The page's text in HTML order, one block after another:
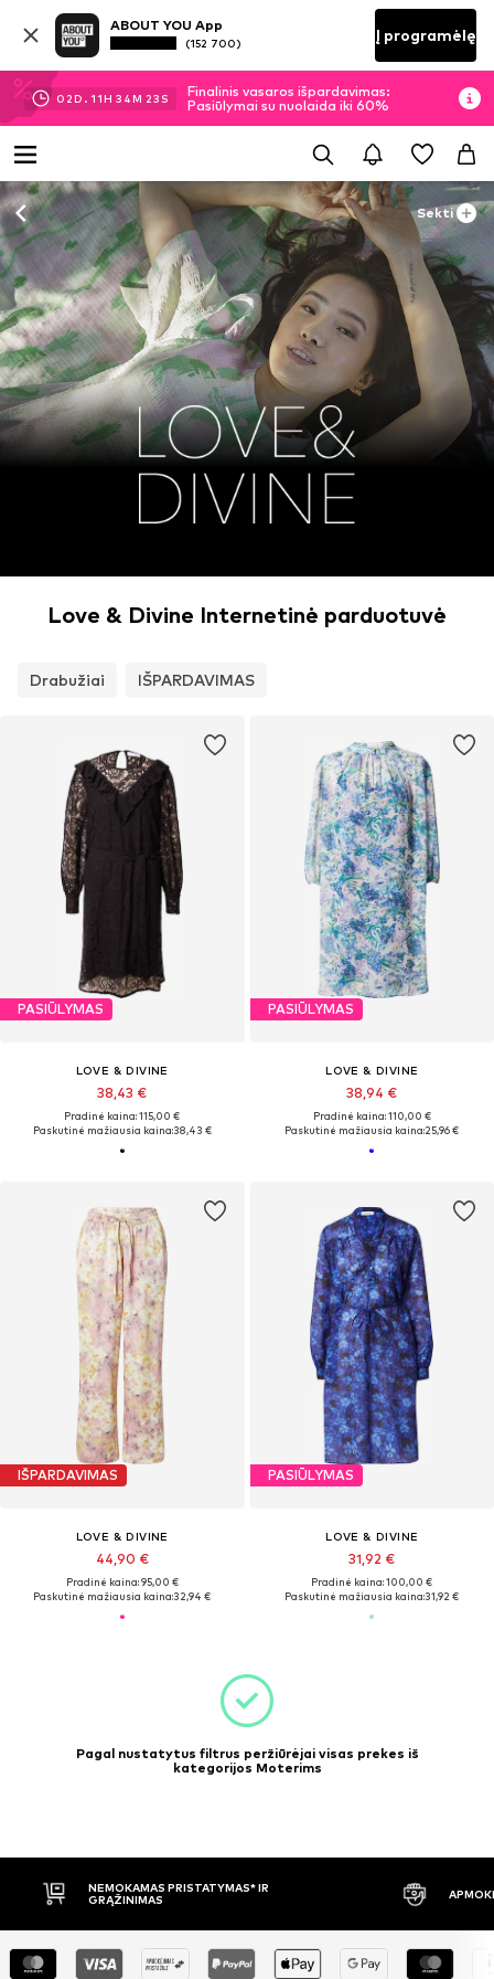
ABOUT YOU App
(152 700) Į programėlę
02D. 11H 34M 23 S
Finalinis vasaros išpardavimas:
Pasiūlymai su nuolaida iki 60%
Sekti
Love & Divine Internetinė parduotuvė
Drabužiai IŠPARDAVIMAS
PASIŪLYMAS
LOVE & DIVINE
38,43 €
Pradinė kaina: 115,00 €
Paskutinė mažiausia kaina:38,43 €
PASIŪLYMAS
LOVE & DIVINE
38,94 €
Pradinė kaina: 110,00 €
Paskutinė mažiausia kaina:25,96 €
IŠPARDAVIMAS
LOVE & DIVINE
44,90 €
Pradinė kaina: 95,00 €
Paskutinė mažiausia kaina:32,94 €
PASIŪLYMAS
LOVE & DIVINE
31,92 €
Pradinė kaina: 100,00 €
Paskutinė mažiausia kaina:31,92 €
Pagal nustatytus filtrus peržiūrėjai visas prekes iš
kategorijos Moterims
NEMOKAMAS PRISTATYMAS* IR
GRĄŽINIMAS